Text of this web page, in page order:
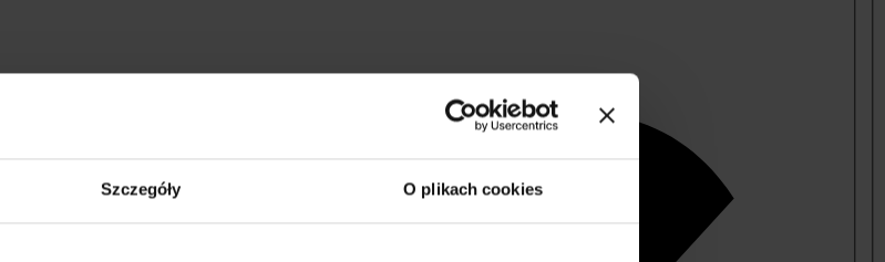
Szczegóły O plikach cookies